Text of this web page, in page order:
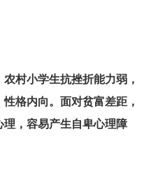
村小学生抗挫折能力弱，
格内向。面对贫富差距，
，容易产生自卑心理障